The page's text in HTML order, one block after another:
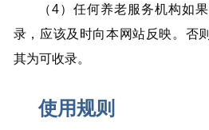
（4）任何养老服务机构如
录，应该及时向本网站反映。否
其为可收录。
使用规则